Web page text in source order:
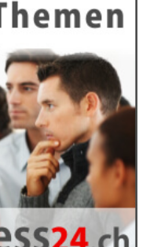
Unternehmen und Events
vergleichen